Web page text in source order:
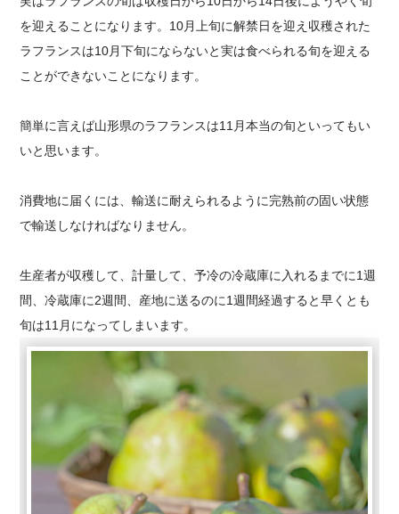
を迎えることになります。10月上旬に解禁日を迎え収穫された
ラフランスは10月下旬にならないと実は食べられる旬を迎える
ことができないことになります。
簡単に言えば山形県のラフランスは11月本当の旬といってもい
いと思います。
消費地に届くには、輸送に耐えられるように完熟前の固い状態
で輸送しなければなりません。
生産者が収穫して、計量して、予冷の冷蔵庫に入れるまでに1週
間、冷蔵庫に2週間、産地に送るのに1週間経過すると早くとも
旬は11月になってしまいます。